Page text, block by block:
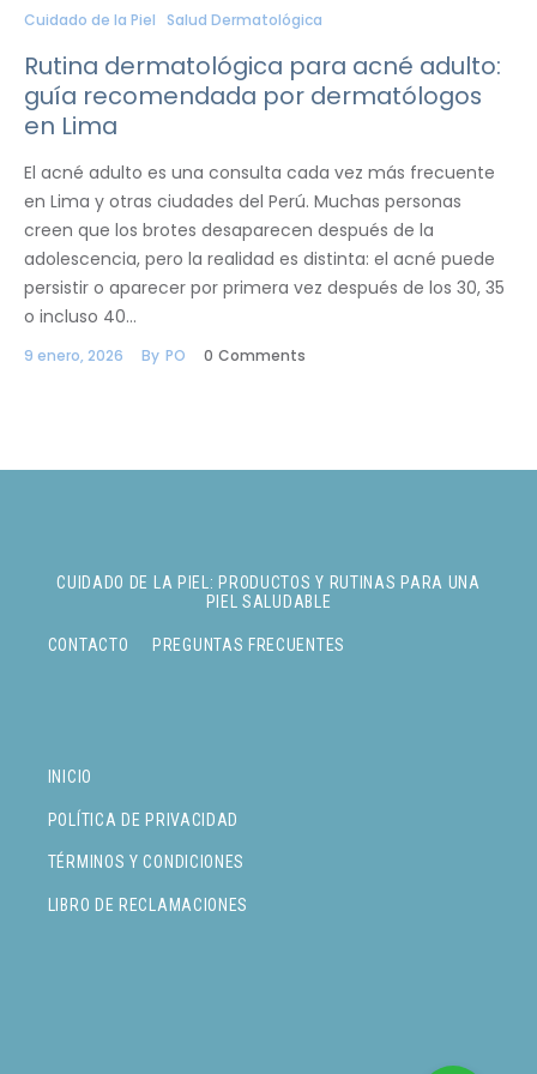
Cuidado de la Piel Salud Dermatológica
Rutina dermatológica para acné adulto:
guía recomendada por dermatólogos
en Lima
El acné adulto es una consulta cada vez más frecuente
en Lima y otras ciudades del Perú. Muchas personas
creen que los brotes desaparecen después de la
adolescencia, pero la realidad es distinta: el acné puede
persistir o aparecer por primera vez después de los 30, 35
o incluso 40…
9 enero, 2026 By PO 0 Comments
INICIO
POLÍTICA DE PRIVACIDAD
TÉRMINOS Y CONDICIONES
LIBRO DE RECLAMACIONES
CUIDADO DE LA PIEL: PRODUCTOS Y RUTINAS PARA UNA
PIEL SALUDABLE
CONTACTO PREGUNTAS FRECUENTES